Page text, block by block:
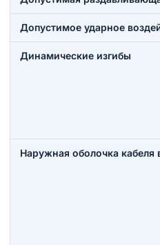
Допустимое ударное
Динамические изгибы
Наружная оболочка